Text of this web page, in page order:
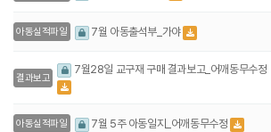
아동실적파일 7월 아동출석부_가야
결과보고
7월28일 교구재 구매 결과보고_어깨동무수정
아동실적파일 7월 5주 아동일지_어깨동무수정